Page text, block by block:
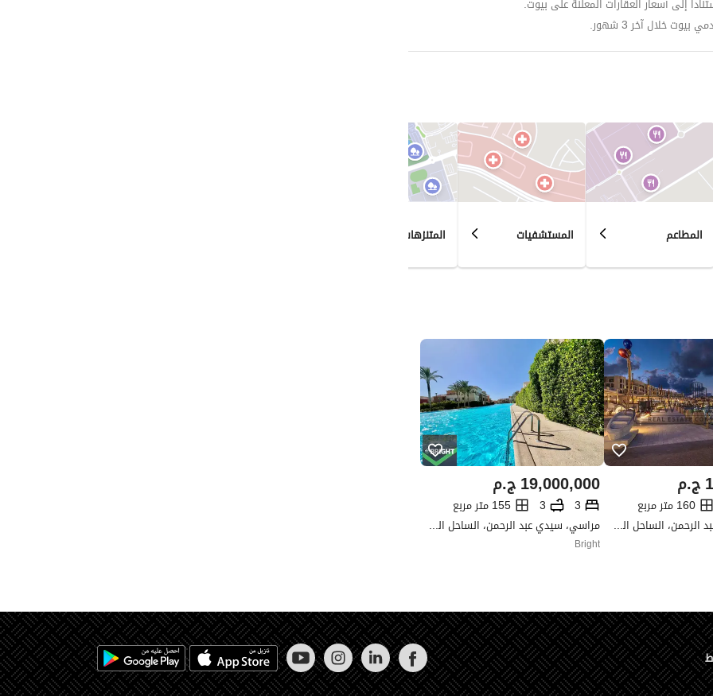
إلى أسعار العقارات المعلَنَة على بيوت.
خلال آخر 3 شهور.
المطاعم المستشفيات المتنزهات
ج.م
160 متر مربع
مراسي، سيدي عبد الرحمن، الساحل الشمالي، مطروح
ج.م19,000,000
3
3
155 متر مربع
مراسي، سيدي عبد الرحمن، الساحل الشمالي، مطروح
Bright